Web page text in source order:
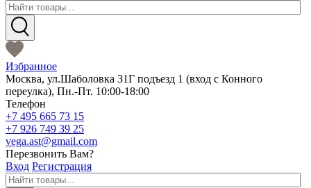
Избранное
Москва, ул.Шаболовка 31Г подъезд 1 (вход с Конного
переулка), Пн.-Пт. 10:00-18:00
Телефон
+7 495 665 73 15
+7 926 749 39 25
vega.ast@gmail.com
Перезвонить Вам?
Вход Регистрация